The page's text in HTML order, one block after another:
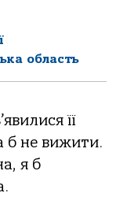
область
її
б не вижити.
я б